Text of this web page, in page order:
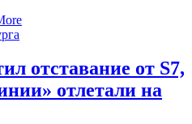
отставание от S7,
отлетали на